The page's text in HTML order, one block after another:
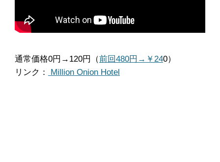
通常価格0円→120円（前回480円→￥240）
リンク：
Million Onion Hotel